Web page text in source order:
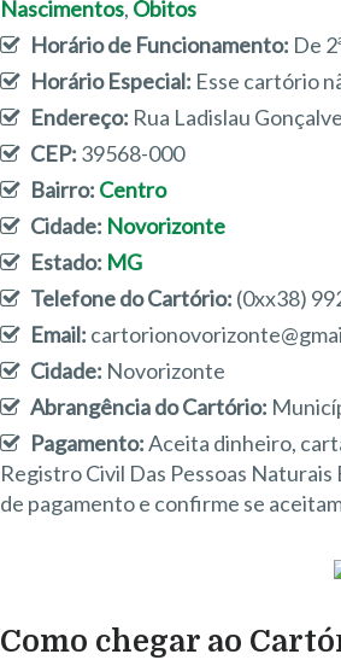
Nascimentos, Óbitos
Horário de Funcionamento: De
Horário Especial: Esse cartório
Endereço: Rua Ladislau
CEP: 39568-000
Bairro: Centro
Cidade: Novorizonte
Estado: MG
Telefone do Cartório: (0xx38)
Email:
Cidade: Novorizonte
Abrangência do Cartório:
Pagamento:Aceita dinheiro,
Registro Civil Das Pessoas
de pagamento e confirme se
Como chegar ao